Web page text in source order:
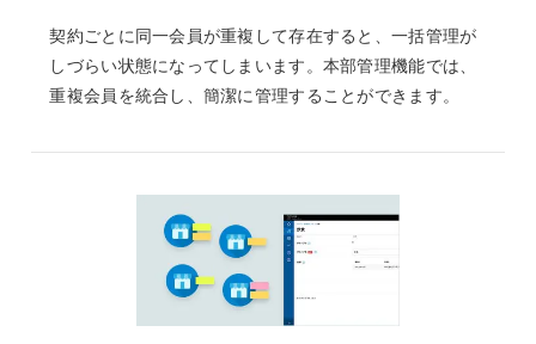
契約ごとに同一会員が重複して存在すると、一括管理が
しづらい状態になってしまいます。本部管理機能では、
重複会員を統合し、簡潔に管理することができます。